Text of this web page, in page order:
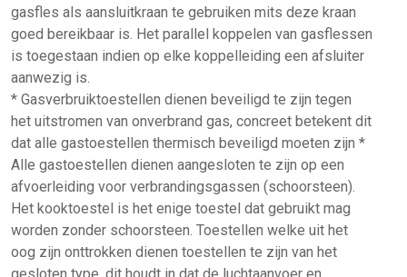
gasfles als aansluitkraan te gebruiken mits deze kraan
goed bereikbaar is. Het parallel koppelen van gasflessen
is toegestaan indien op elke koppelleiding een afsluiter
aanwezig is.
* Gasverbruiktoestellen dienen beveiligd te zijn tegen
het uitstromen van onverbrand gas, concreet betekent dit
dat alle gastoestellen thermisch beveiligd moeten zijn *
Alle gastoestellen dienen aangesloten te zijn op een
afvoerleiding voor verbrandingsgassen (schoorsteen).
Het kooktoestel is het enige toestel dat gebruikt mag
worden zonder schoorsteen. Toestellen welke uit het
oog zijn onttrokken dienen toestellen te zijn van het